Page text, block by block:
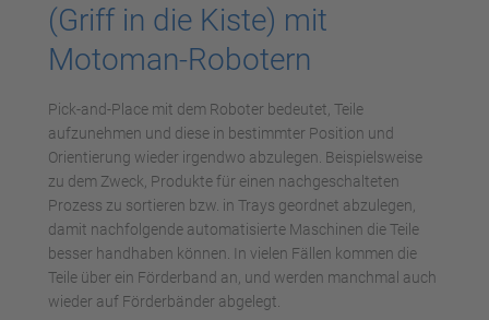
(Griff in die Kiste) mit
Motoman-Robotern
Pick-and-Place mit dem Roboter bedeutet, Teile
aufzunehmen und diese in bestimmter Position und
Orientierung wieder irgendwo abzulegen. Beispielsweise
zu dem Zweck, Produkte für einen nachgeschalteten
Prozess zu sortieren bzw. in Trays geordnet abzulegen,
damit nachfolgende automatisierte Maschinen die Teile
besser handhaben können. In vielen Fällen kommen die
Teile über ein Förderband an, und werden manchmal auch
wieder auf Förderbänder abgelegt.